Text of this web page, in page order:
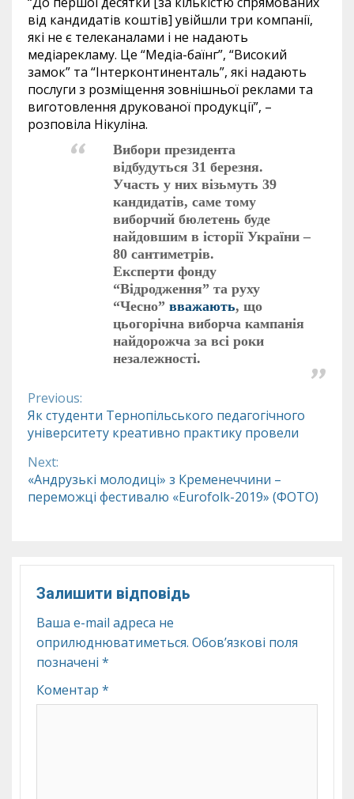
від кандидатів коштів] увійшли три компанії,
які не є телеканалами і не надають
медіарекламу. Це “Медіа-баїнг”, “Високий
замок” та “Інтерконтиненталь”, які надають
послуги з розміщення зовнішньої реклами та
виготовлення друкованої продукції”, –
розповіла Нікуліна.
Вибори президента
відбудуться 31 березня.
Участь у них візьмуть 39
кандидатів, саме тому
виборчий бюлетень буде
найдовшим в історії України –
80 сантиметрів.
Експерти фонду
“Відродження” та руху
“Чесно” вважають, що
цьогорічна виборча кампанія
найдорожча за всі роки
незалежності.
Continue
Reading
Previous:
Як студенти Тернопільського педагогічного
університету креативно практику провели
Next:
«Андрузькі молодиці» з Кременеччини –
переможці фестивалю «Eurofolk-2019» (ФОТО)
Залишити відповідь
Ваша e-mail адреса не
оприлюднюватиметься. Обов’язкові поля
позначені *
Коментар *